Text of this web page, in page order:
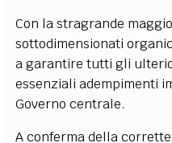
Con la stragrande
sottodimensionati
a garantire tutti gli
essenziali adempimenti
Governo centrale.
A conferma della